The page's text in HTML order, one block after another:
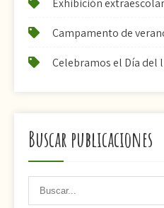
Exhibición
Campamento de
Celebramos el Día del
Buscar publicaciones